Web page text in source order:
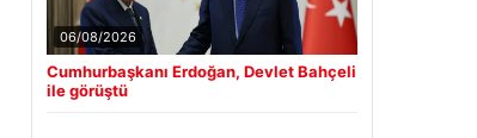
06/08/2026
Cumhurbaşkanı Erdoğan, Devlet Bahçeli
ile görüştü